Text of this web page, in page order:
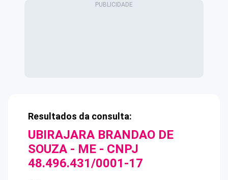
Resultados da consulta:
UBIRAJARA BRANDAO DE
SOUZA - ME - CNPJ
48.496.431/0001-17